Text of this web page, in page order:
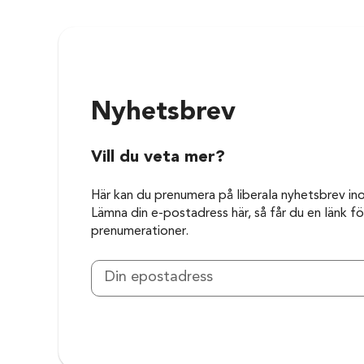
Nyhetsbrev
Vill du veta mer?
Här kan du prenumera på liberala nyhetsbrev
Lämna din e-postadress här, så får du en länk
prenumerationer.